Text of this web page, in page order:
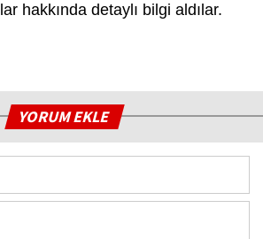
hakkında detaylı bilgi aldılar.
YORUM EKLE